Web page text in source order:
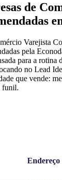
de
Varejista
pela
para a rotina
no Lead
que vende:
funil.
Endereço